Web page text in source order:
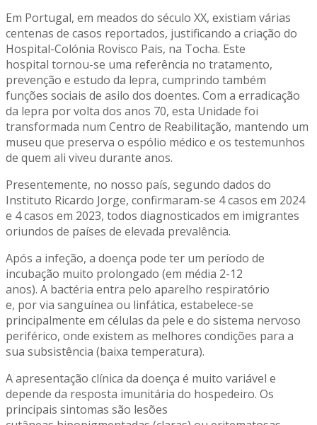
Em Portugal, em meados do século XX, existiam várias
centenas de casos reportados, justificando a criação do
Hospital-Colónia Rovisco Pais, na Tocha. Este
hospital tornou-se uma referência no tratamento,
prevenção e estudo da lepra, cumprindo também
funções sociais de asilo dos doentes. Com a erradicação
da lepra por volta dos anos 70, esta Unidade foi
transformada num Centro de Reabilitação, mantendo um
museu que preserva o espólio médico e os testemunhos
de quem ali viveu durante anos.
Presentemente, no nosso país, segundo dados do
Instituto Ricardo Jorge, confirmaram-se 4 casos em 2024
e 4 casos em 2023, todos diagnosticados em imigrantes
oriundos de países de elevada prevalência.
Após a infeção, a doença pode ter um período de
incubação muito prolongado (em média 2-12
anos). A bactéria entra pelo aparelho respiratório
e, por via sanguínea ou linfática, estabelece-se
principalmente em células da pele e do sistema nervoso
periférico, onde existem as melhores condições para a
sua subsistência (baixa temperatura).
A apresentação clínica da doença é muito variável e
depende da resposta imunitária do hospedeiro. Os
principais sintomas são lesões